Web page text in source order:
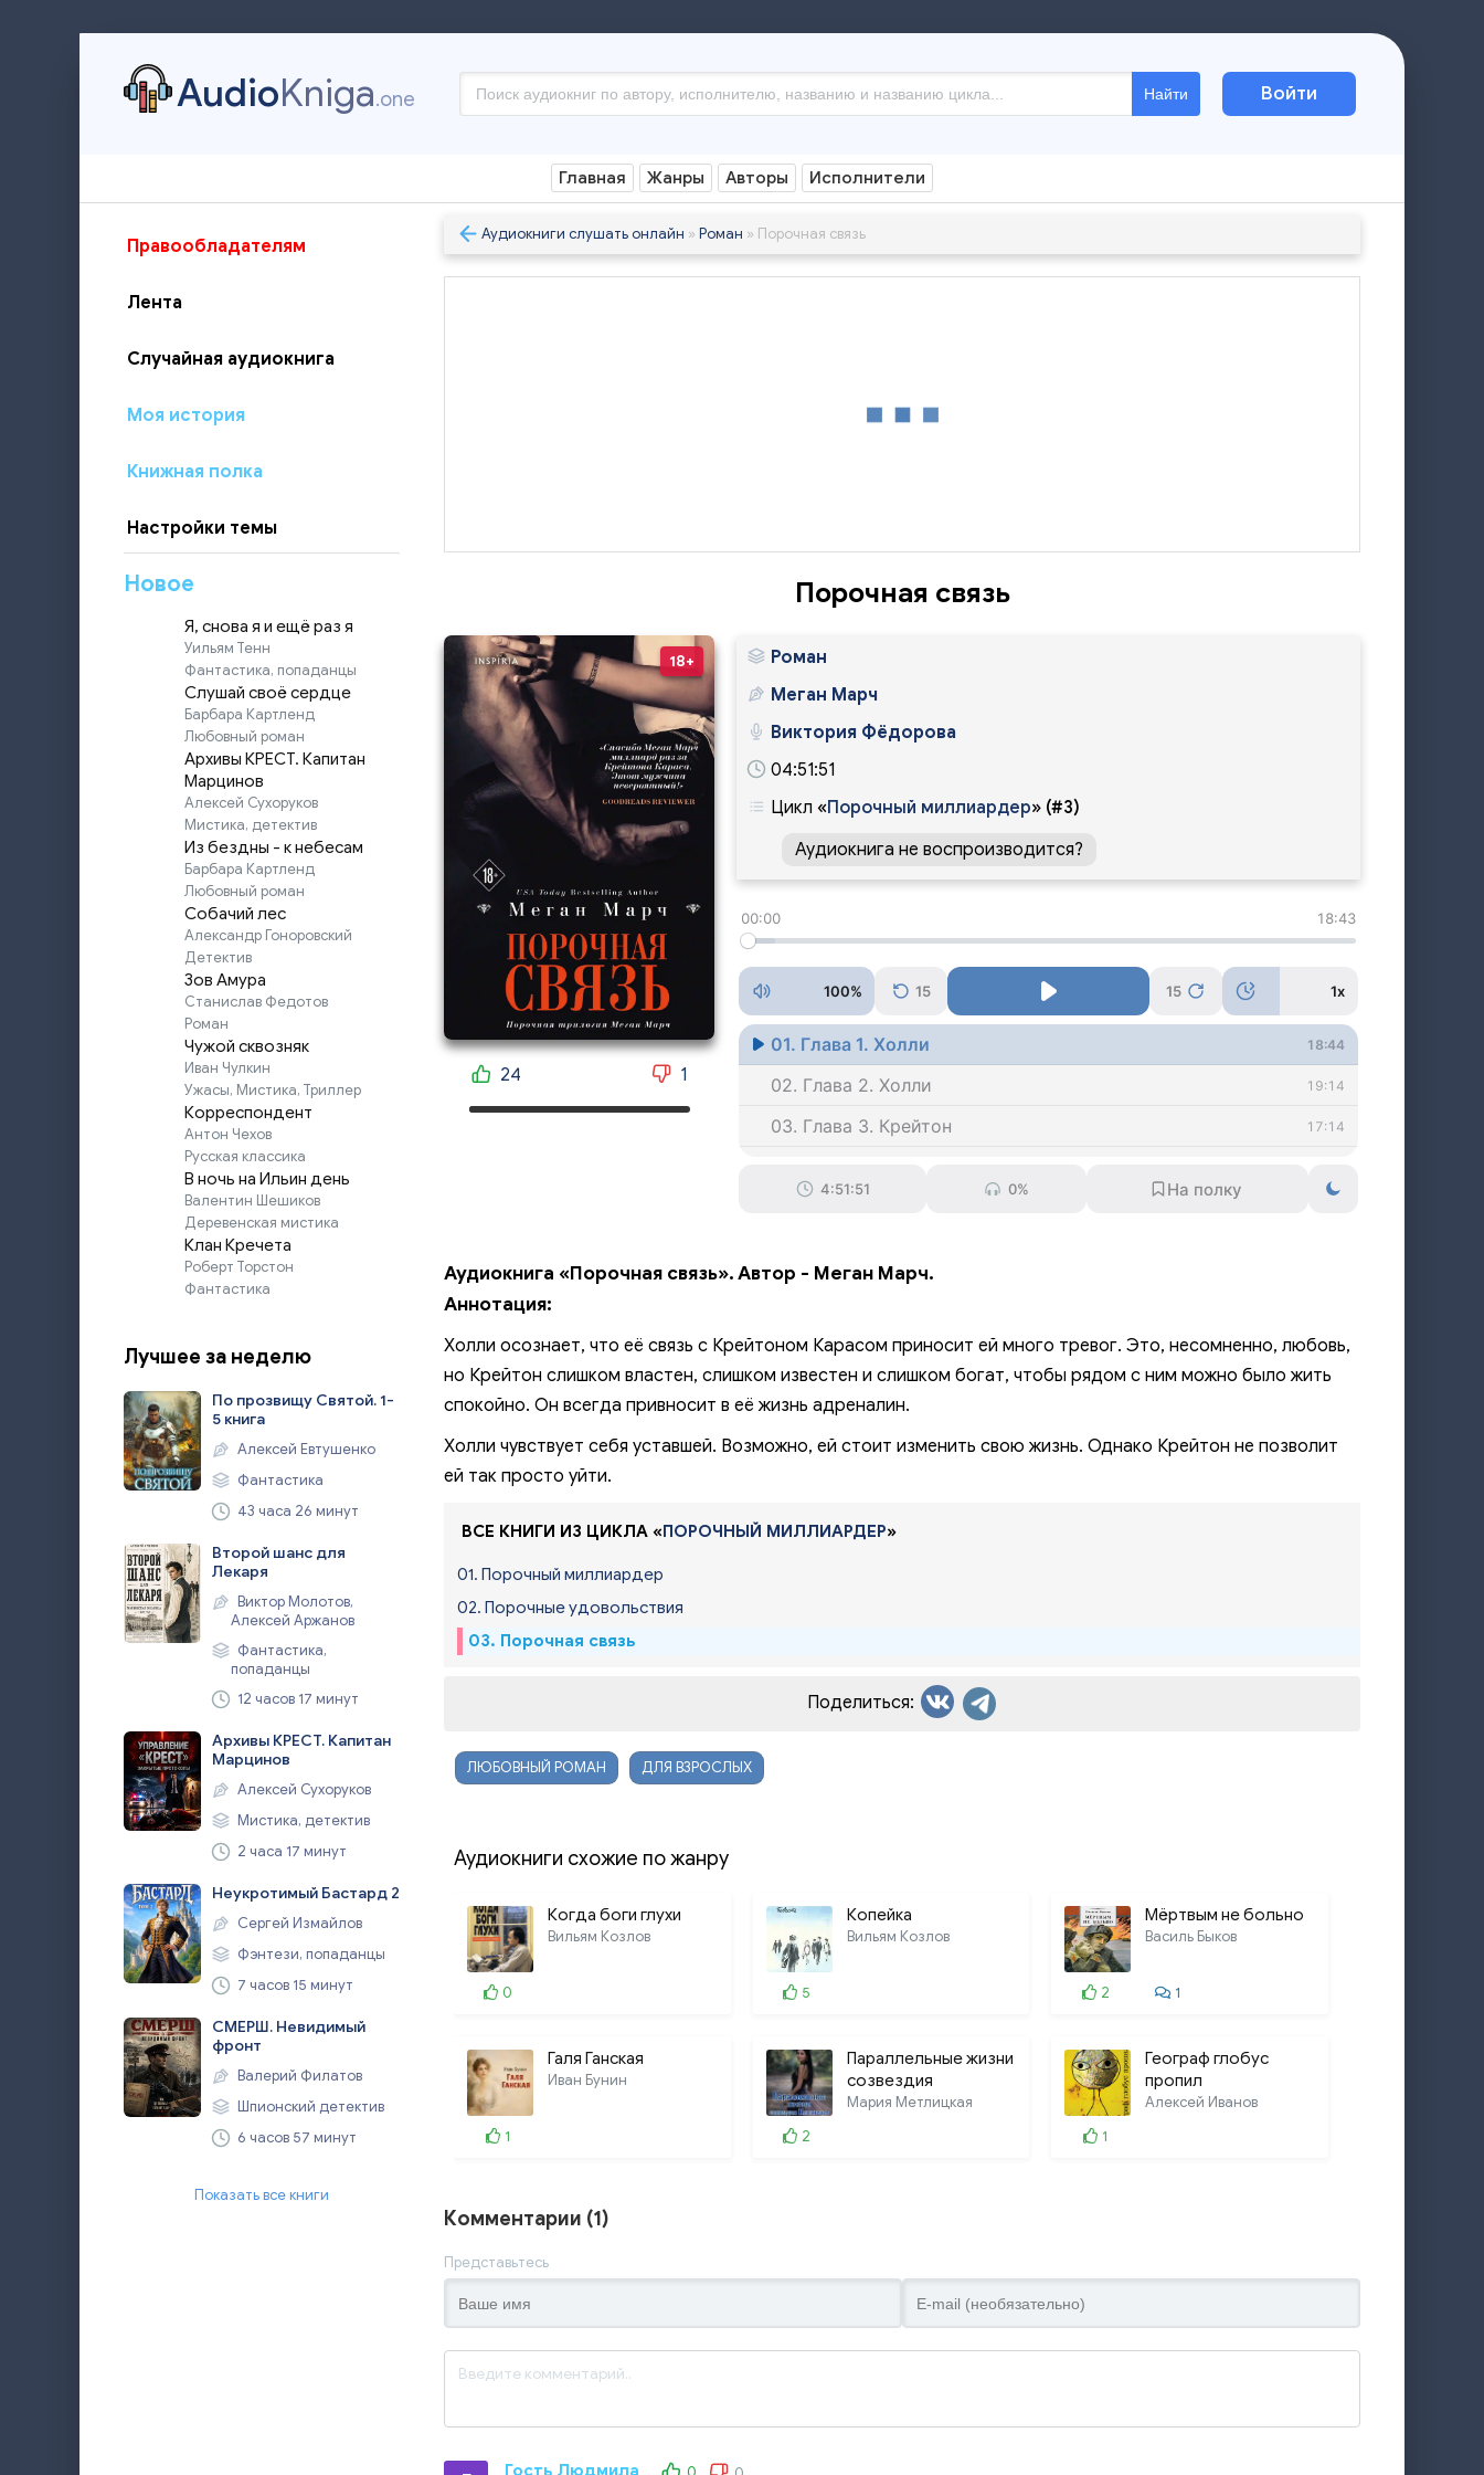
AudioKniga.one Найти Войти
Главная Жанры Авторы Исполнители
Правообладателям
Лента
Случайная аудиокнига
Моя история
Книжная полка
Настройки темы
Новое
Я, снова я и ещё раз я
Уильям Тенн
Фантастика, попаданцы
Слушай своё сердце
Барбара Картленд
Любовный роман
Архивы КРЕСТ. Капитан
Марцинов
Алексей Сухоруков
Мистика, детектив
Из бездны - к небесам
Барбара Картленд
Любовный роман
Собачий лес
Александр Гоноровский
Детектив
Зов Амура
Станислав Федотов
Роман
Чужой сквозняк
Иван Чулкин
Ужасы, Мистика, Триллер
Корреспондент
Антон Чехов
Русская классика
В ночь на Ильин день
Валентин Шешиков
Деревенская мистика
Клан Кречета
Роберт Торстон
Фантастика
Лучшее за неделю
По прозвищу Святой. 1-
5 книга
Алексей Евтушенко
Фантастика
43 часа 26 минут
Второй шанс для
Лекаря
Виктор Молотов,
Алексей Аржанов
Фантастика,
попаданцы
12 часов 17 минут
Архивы КРЕСТ. Капитан
Марцинов
Алексей Сухоруков
Мистика, детектив
2 часа 17 минут
Неукротимый Бастард 2
Сергей Измайлов
Фэнтези, попаданцы
7 часов 15 минут
СМЕРШ. Невидимый
фронт
Валерий Филатов
Шпионский детектив
6 часов 57 минут
Показать все книги
Аудиокниги слушать онлайн » Роман » Порочная связь
Порочная связь
18+
24 1
Роман
Меган Марч
Виктория Фёдорова
04:51:51
Цикл «Порочный миллиардер» (#3)
Аудиокнига не воспроизводится?
00:00 18:43
100% 15 15 1x
01. Глава 1. Холли 18:44
02. Глава 2. Холли 19:14
03. Глава 3. Крейтон 17:14
07. Глава 7. Крейтон
09. Глава 9. Крейтон 14:37
010. Глава 10. Холли
011. Глава 11. Крейтон 3:28
013. Глава 13. Холли
017. Глава 17. Холли
022. Глава 22. Холли
023. Глава 23. Крейтон
024. Глава 24. Холли
4:51:51 0%
Аудиокнига «Порочная связь». Автор - Меган Марч.
Аннотация:
Холли осознает, что её связь с Крейтоном Карасом приносит ей много тревог. Это, несомненно, любовь,
но Крейтон слишком властен, слишком известен и слишком богат, чтобы рядом с ним можно было жить
спокойно. Он всегда привносит в её жизнь адреналин.
Холли чувствует себя уставшей. Возможно, ей стоит изменить свою жизнь. Однако Крейтон не позволит
ей так просто уйти.
ВСЕ КНИГИ ИЗ ЦИКЛА «ПОРОЧНЫЙ МИЛЛИАРДЕР»
01. Порочный миллиардер
02. Порочные удовольствия
03. Порочная связь
Поделиться:
ЛЮБОВНЫЙ РОМАН ДЛЯ ВЗРОСЛЫХ
Аудиокниги схожие по жанру
Когда боги глухи
Вильям Козлов
0
Копейка
Вильям Козлов
5
Мёртвым не больно
Василь Быков
2 1
Галя Ганская
Иван Бунин
1
Параллельные жизни
созвездия
Близнецов
Мария Метлицкая
2
Географ глобус
пропил
Алексей Иванов
1
Комментарии (1)
Представьтесь
Гость Людмила